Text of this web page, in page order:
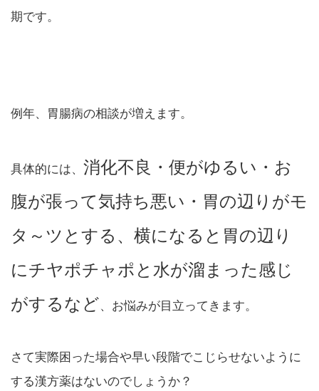
期です。
例年、胃腸病の相談が増えます。
具体的には、 消化不良・便がゆるい・お
腹が張って気持ち悪い・胃の辺りがモ
タ～ツとする、横になると胃の辺り
にチヤポチャポと水が溜まった感じ
がするなど、お悩みが目立ってきます。
さて実際困った場合や早い段階でこじらせないように
する漢方薬はないのでしょうか？